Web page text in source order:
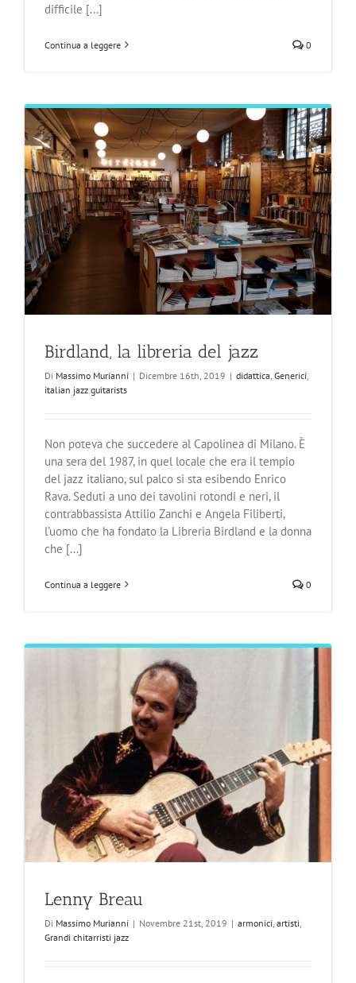
difficile [...]
Continua a leggere 0
Birdland, la libreria del jazz
Di Massimo Murianni | Dicembre 16th, 2019 | didattica Generici
italian jazz guitarists
Non poteva che succedere al Capolinea di Milano. È
una sera del 1987, in quel locale che era il tempio
del jazz italiano, sul palco si sta esibendo Enrico
Rava. Seduti a uno dei tavolini rotondi e neri, il
contrabbassista Attilio Zanchi e Angela Filiberti,
l’uomo che ha fondato la Libreria Birdland e la donna
che [...]
Continua a leggere 0
Lenny Breau
Di Massimo Murianni | Novembre 21st, 2019 | armonici, artisti,
Grandi chitarristi jazz